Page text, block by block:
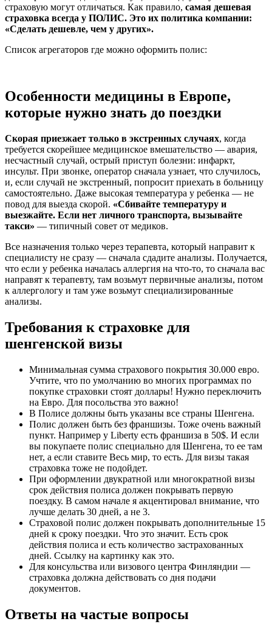
страховую могут отличаться. Как правило, самая дешевая
страховка всегда у ПОЛИС. Это их политика компании:
«Сделать дешевле, чем у других».
Список агрегаторов где можно оформить полис:
Особенности медицины в Европе,
которые нужно знать до поездки
Скорая приезжает только в экстренных случаях, когда
требуется скорейшее медицинское вмешательство — авария,
несчастный случай, острый приступ болезни: инфаркт,
инсульт. При звонке, оператор сначала узнает, что случилось,
и, если случай не экстренный, попросит приехать в больницу
самостоятельно. Даже высокая температура у ребенка — не
повод для выезда скорой. «Сбивайте температуру и
выезжайте. Если нет личного транспорта, вызывайте
такси» — типичный совет от медиков.
Все назначения только через терапевта, который направит к
специалисту не сразу — сначала сдадите анализы. Получается,
что если у ребенка началась аллергия на что-то, то сначала вас
направят к терапевту, там возьмут первичные анализы, потом
к аллергологу и там уже возьмут специализированные
анализы.
Требования к страховке для
шенгенской визы
Минимальная сумма страхового покрытия 30.000 евро.
Учтите, что по умолчанию во многих программах по
покупке страховки стоят доллары! Нужно переключить
на Евро. Для посольства это важно!
В Полисе должны быть указаны все страны Шенгена.
Полис должен быть без франшизы. Тоже очень важный
пункт. Например у Liberty есть франшиза в 50$. И если
вы покупаете полис специально для Шенгена, то ее там
нет, а если ставите Весь мир, то есть. Для визы такая
страховка тоже не подойдет.
При оформлении двукратной или многократной визы
срок действия полиса должен покрывать первую
поездку. В самом начале я акцентировал внимание, что
лучше делать 30 дней, а не 3.
Страховой полис должен покрывать дополнительные 15
дней к сроку поездки. Что это значит. Есть срок
действия полиса и есть количество застрахованных
дней. Ссылку на картинку как это.
Для консульства или визового центра Финляндии —
страховка должна действовать со дня подачи
документов.
Ответы на частые вопросы